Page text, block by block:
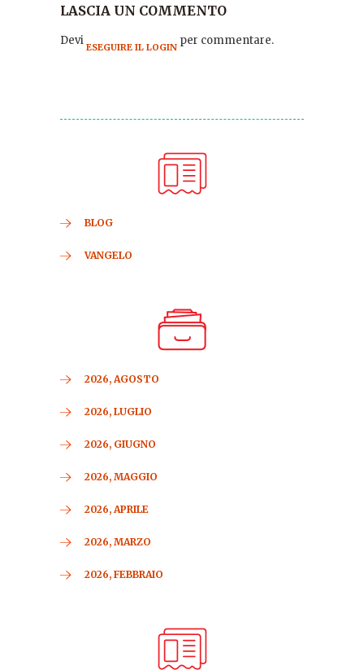
LASCIA UN COMMENTO
Devi ESEGUIRE IL LOGIN per commentare.
BLOG
VANGELO
2026, AGOSTO
2026, LUGLIO
2026, GIUGNO
2026, MAGGIO
2026, APRILE
2026, MARZO
2026, FEBBRAIO